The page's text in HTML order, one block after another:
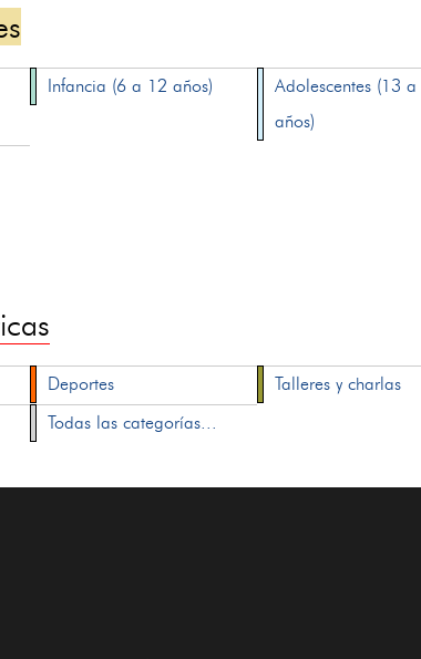
Infancia (6 a 12 años)
Adolescentes (13
años)
Deportes Talleres y charlas
Todas las categorías...